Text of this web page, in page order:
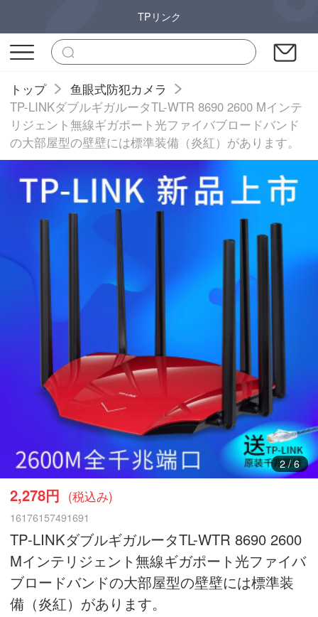
TPリンク
トップ
鱼眼式防犯カメラ
TP-LINKダブルギガルータTL-WTR 8690 2600 Mインテ
リジェント無線ギガポート光ファイバブロードバンド
の大部屋型の壁壁には標準装備（炎紅）があります。
3/6
2,278円 (税込み)
16176157491691
TP-LINKダブルギガルータTL-WTR 8690 2600
Mインテリジェント無線ギガポート光ファイバ
ブロードバンドの大部屋型の壁壁には標準装
備（炎紅）があります。